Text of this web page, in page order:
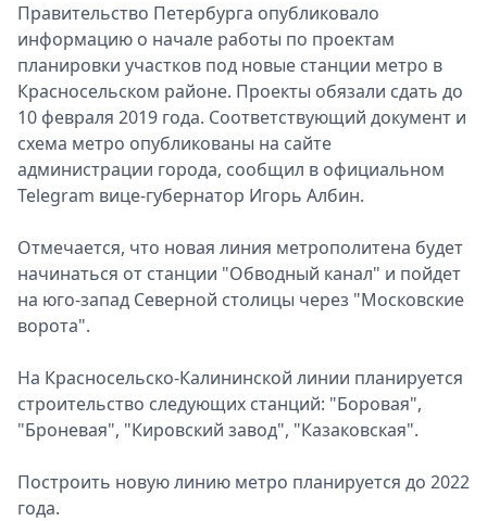
Правительство Петербурга опубликовало
информацию о начале работы по проектам
планировки участков под новые станции метро в
Красносельском районе. Проекты обязали сдать до
10 февраля 2019 года. Соответствующий документ и
схема метро опубликованы на сайте
администрации города, сообщил в официальном
Telegram вице-губернатор Игорь Албин.
Отмечается, что новая линия метрополитена будет
начинаться от станции "Обводный канал" и пойдет
на юго-запад Северной столицы через "Московские
ворота".
На Красносельско-Калининской линии планируется
строительство следующих станций: "Боровая",
"Броневая", "Кировский завод", "Казаковская".
Построить новую линию метро планируется до 2022
года.